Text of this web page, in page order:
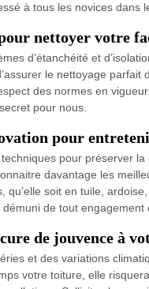
à tous les novices dans
nettoyer votre
d’étanchéité et
le nettoyage
des normes en
pour nous.
pour
pour préserver
davantage les
qu’elle soit en tuile,
de tout
de jouvence à
et des variations
votre toiture, elle